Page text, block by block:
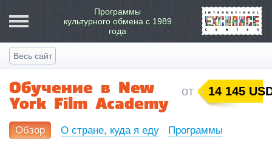
Программы
культурного обменас 1989
года
Весь сайт
от 14 145
Обучение в New
York Film Academy
Обзор О стране, куда я еду Программы